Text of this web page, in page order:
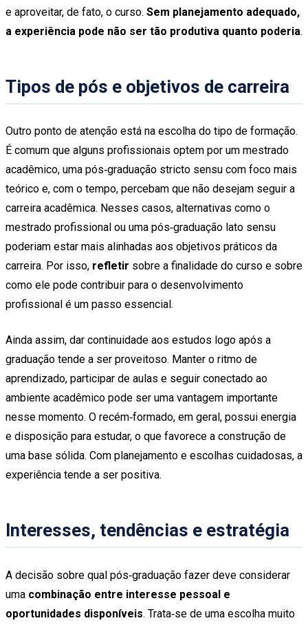
e aproveitar, de fato, o curso. Sem planejamento adequado,
a experiência pode não ser tão produtiva quanto poderia.
Tipos de pós e objetivos de carreira
Outro ponto de atenção está na escolha do tipo de formação.
É comum que alguns profissionais optem por um mestrado
acadêmico, uma pós‑graduação stricto sensu com foco mais
teórico e, com o tempo, percebam que não desejam seguir a
carreira acadêmica. Nesses casos, alternativas como o
mestrado profissional ou uma pós‑graduação lato sensu
poderiam estar mais alinhadas aos objetivos práticos da
carreira. Por isso, refletir sobre a finalidade do curso e sobre
como ele pode contribuir para o desenvolvimento
profissional é um passo essencial.
Ainda assim, dar continuidade aos estudos logo após a
graduação tende a ser proveitoso. Manter o ritmo de
aprendizado, participar de aulas e seguir conectado ao
ambiente acadêmico pode ser uma vantagem importante
nesse momento. O recém‑formado, em geral, possui energia
e disposição para estudar, o que favorece a construção de
uma base sólida. Com planejamento e escolhas cuidadosas, a
experiência tende a ser positiva.
Interesses, tendências e estratégia
A decisão sobre qual pós‑graduação fazer deve considerar
uma combinação entre interesse pessoal e
oportunidades disponíveis. Trata‑se de uma escolha muito